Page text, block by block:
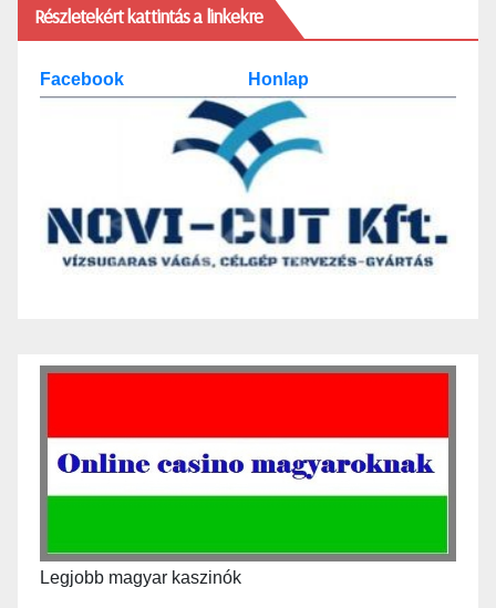
Részletekért kattintás a linkekre
Facebook Honlap
Legjobb magyar kaszinók